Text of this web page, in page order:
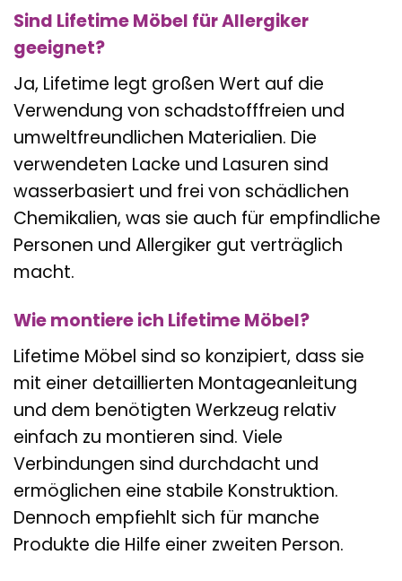
Sind Lifetime Möbel für Allergiker
geeignet?
Ja, Lifetime legt großen Wert auf die
Verwendung von schadstofffreien und
umweltfreundlichen Materialien. Die
verwendeten Lacke und Lasuren sind
wasserbasiert und frei von schädlichen
Chemikalien, was sie auch für empfindliche
Personen und Allergiker gut verträglich
macht.
Wie montiere ich Lifetime Möbel?
Lifetime Möbel sind so konzipiert, dass sie
mit einer detaillierten Montageanleitung
und dem benötigten Werkzeug relativ
einfach zu montieren sind. Viele
Verbindungen sind durchdacht und
ermöglichen eine stabile Konstruktion.
Dennoch empfiehlt sich für manche
Produkte die Hilfe einer zweiten Person.